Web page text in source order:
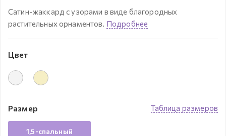
Сатин-жаккард с узорами в виде благородных
растительных орнаментов. Подробнее
Цвет
Таблица размеров
Размер
1,5-спальный